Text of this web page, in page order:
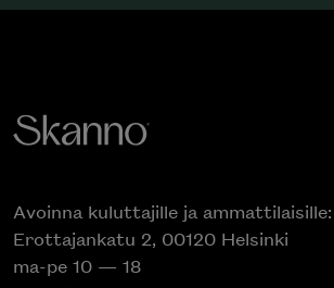
Avoinna kuluttajille ja ammattilaisille:
Erottajankatu 2, 00120 Helsinki
ma-pe 10 — 18